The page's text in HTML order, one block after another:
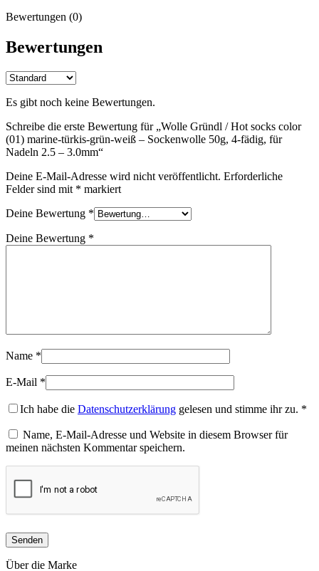
Bewertungen (0)
Bewertungen
Es gibt noch keine Bewertungen.
Schreibe die erste Bewertung für „Wolle Gründl / Hot socks color
(01) marine-türkis-grün-weiß – Sockenwolle 50g, 4-fädig, für
Nadeln 2.5 – 3.0mm“
Deine E-Mail-Adresse wird nicht veröffentlicht. Erforderliche
Felder sind mit * markiert
Deine Bewertung *
Deine Bewertung *
Name *
E-Mail *
Ich habe die Datenschutzerklärung gelesen und stimme ihr zu. *
Name, E-Mail-Adresse und Website in diesem Browser für
meinen nächsten Kommentar speichern.
Über die Marke